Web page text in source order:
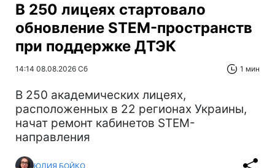
В 250 лицеях стартовало
обновление STEM-пространств
при поддержке ДТЭК‌
14:14 08.08.2026 Сб 1 мин
В 250 академических лицеях,
расположенных в 22 регионах Украины,
начат ремонт кабинетов STEM-
направления
ЮЛИЯ БОЙКО